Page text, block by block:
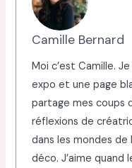
Camille Bernard
Moi c’est Camille.
expo et une page
partage mes coups
réflexions de
dans les mondes
déco. J’aime quand